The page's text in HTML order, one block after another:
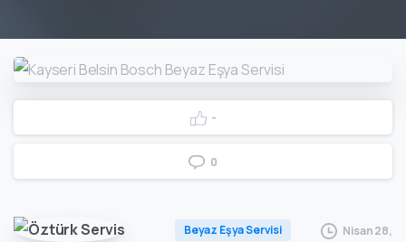
-
0
Beyaz Eşya Servisi
Nisan 28,